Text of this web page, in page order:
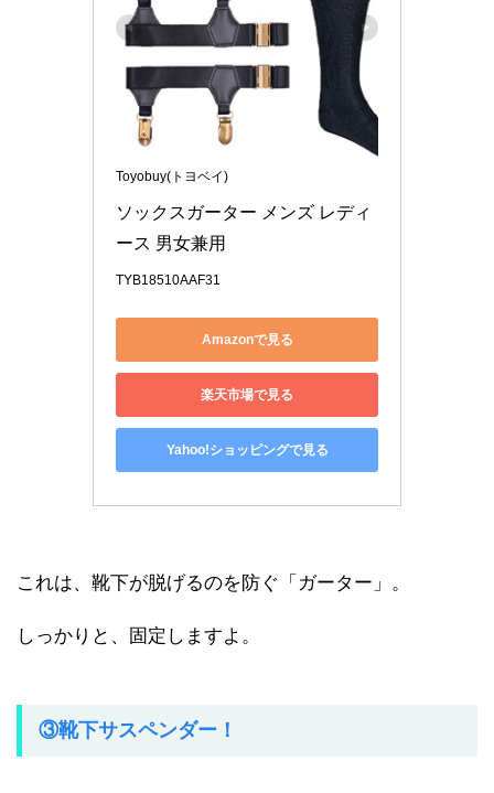
Toyobuy(トヨベイ)
ソックスガーター メンズ レディ
ース 男女兼用
TYB18510AAF31
Amazonで見る
楽天市場で見る
Yahoo!ショッピングで見る
これは、靴下が脱げるのを防ぐ「ガーター」。
しっかりと、固定しますよ。
③靴下サスペンダー！